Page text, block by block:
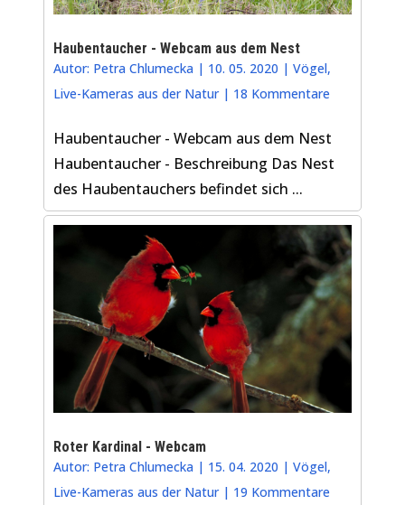
Haubentaucher - Webcam aus dem Nest
Autor: Petra Chlumecka | 10. 05. 2020 |Vögel,
Live-Kameras aus der Natur| 18 Kommentare
Haubentaucher - Webcam aus dem Nest
Haubentaucher - Beschreibung Das Nest
des Haubentauchers befindet sich ...
Roter Kardinal - Webcam
Autor: Petra Chlumecka | 15. 04. 2020 |Vögel,
Live-Kameras aus der Natur| 19 Kommentare